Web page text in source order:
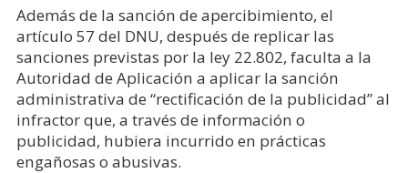
Además de la sanción de apercibimiento, el
artículo 57 del DNU, después de replicar las
sanciones previstas por la ley 22.802, faculta a la
Autoridad de Aplicación a aplicar la sanción
administrativa de “rectificación de la publicidad” al
infractor que, a través de información o
publicidad, hubiera incurrido en prácticas
engañosas o abusivas.